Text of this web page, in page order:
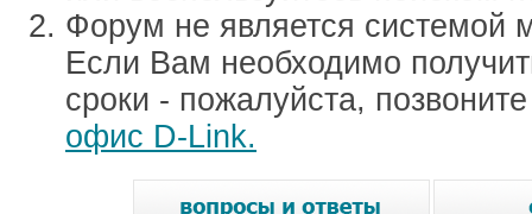
Форум не является системой
Если Вам необходимо
сроки - пожалуйста,
офис D-Link.